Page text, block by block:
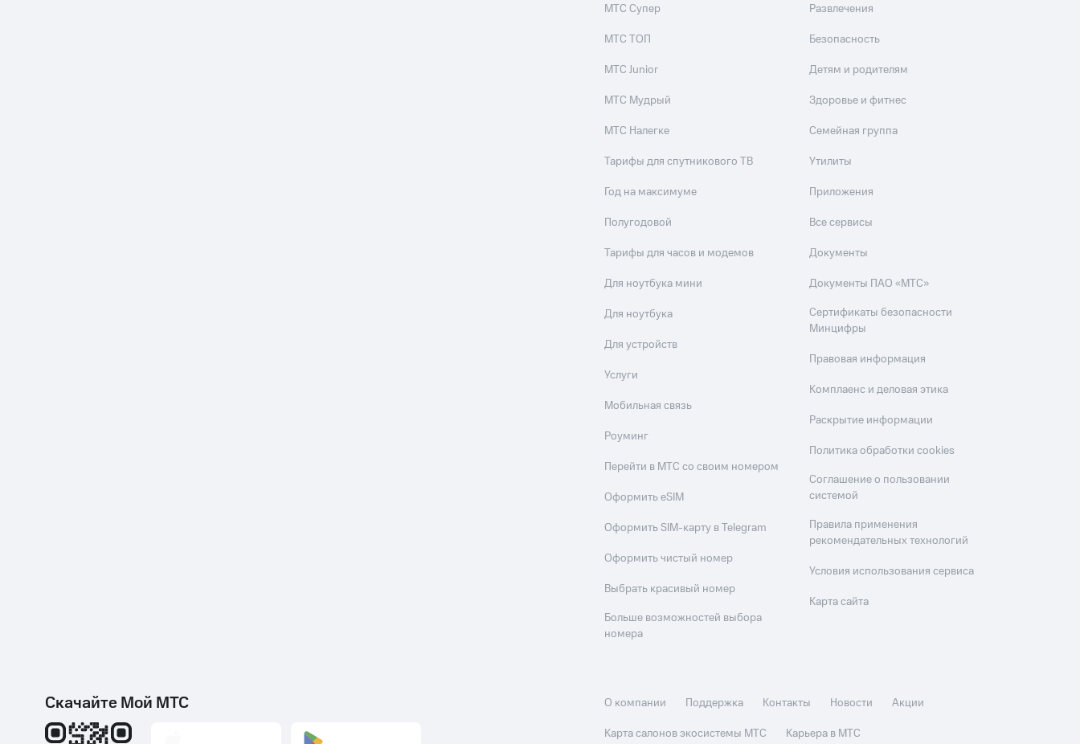
МТС Супер
МТС ТОП
МТС Junior
МТС Мудрый
МТС Налегке
Тарифы для спутникового ТВ
Год на максимуме
Полугодовой
Тарифы для часов и модемов
Для ноутбука мини
Для ноутбука
Для устройств
Услуги
Мобильная связь
Роуминг
Перейти в МТС со своим номером
Оформить eSIM
Оформить SIM-карту в Telegram
Оформить чистый номер
Выбрать красивый номер
Больше возможностей выбора
номера
Развлечения
Безопасность
Детям и родителям
Здоровье и фитнес
Семейная группа
Утилиты
Приложения
Все сервисы
Документы
Документы ПАО «МТС»
Сертификаты безопасности
Минцифры
Правовая информация
Комплаенс и деловая этика
Раскрытие информации
Политика обработки cookies
Соглашение о пользовании
системой
Правила применения
рекомендательных технологий
Условия использования сервиса
Карта сайта
Скачайте Мой МТС О компании Поддержка Контакты Новости
Акции
Карта салонов экосистемы МТС
Карьера в МТС